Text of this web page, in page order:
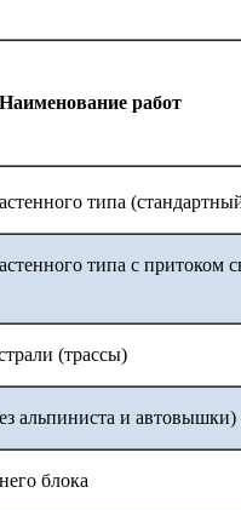
Наименование работ
типа
типа с притоком
(трассы)
альпиниста и автовышки)
блока